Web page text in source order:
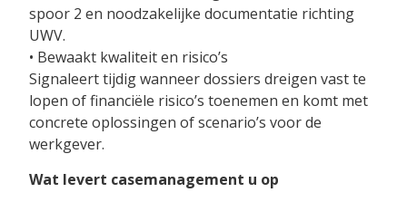
spoor 2 en noodzakelijke documentatie richting
UWV.
• Bewaakt kwaliteit en risico’s
Signaleert tijdig wanneer dossiers dreigen vast te
lopen of financiële risico’s toenemen en komt met
concrete oplossingen of scenario’s voor de
werkgever.
Wat levert casemanagement u op